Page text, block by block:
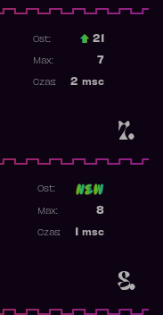
7.
Ost.: 21
7
Max:
2 msc
Czas:
8.
Ost:
8
Max:
msc
Czas: